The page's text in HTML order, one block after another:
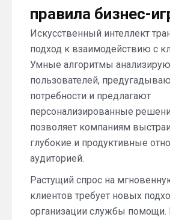
правила бизнес-
Искусственный интеллект
подход к взаимодействию с
Умные алгоритмы
пользователей,
потребности и предлагают
персонализированные
позволяет компаниям
глубокие и продуктивные
аудиторией.
Растущий спрос на
клиентов требует новых
организации службы помощи.